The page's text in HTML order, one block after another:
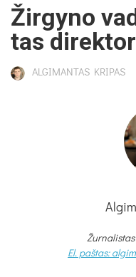
Žir­gy­no
tas
ALGIMANTAS KRIPAS
El. paštas: